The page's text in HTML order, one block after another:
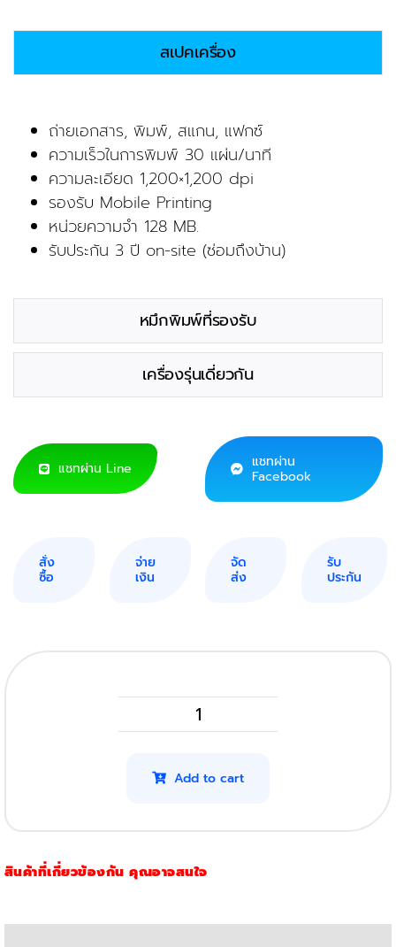
สเปคเครื่อง
ถ่ายเอกสาร, พิมพ์, สแกน, แฟกซ์
ความเร็วในการพิมพ์ 30 แผ่น/นาที
ความละเอียด 1,200×1,200 dpi
รองรับ Mobile Printing
หน่วยความจำ 128 MB.
รับประกัน 3 ปี on-site (ซ่อมถึงบ้าน)
หมึกพิมพ์ที่รองรับ
เครื่องรุ่นเดี่ยวกัน
แชทผ่าน Line
แชทผ่าน
Facebook
สั่ง
ซื้อ
จ่าย
เงิน
จัด
ส่ง
รับ
ประกัน
Ricoh
230SFNw
Add to cart
สินค้าที่เกี่ยวข้องกัน คุณอาจสนใจ